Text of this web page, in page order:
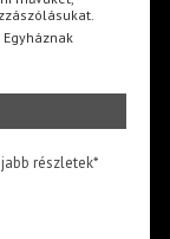
részletek*